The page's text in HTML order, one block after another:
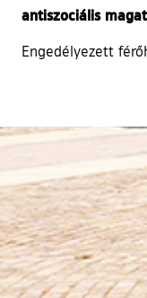
antiszociális
Engedélyezett